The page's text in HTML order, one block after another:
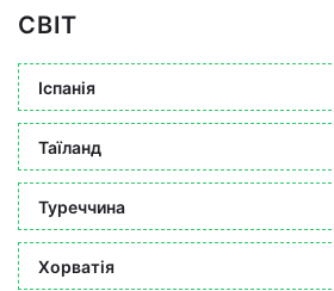
СВІТ
Іспанія
Таїланд
Туреччина
Хорватія